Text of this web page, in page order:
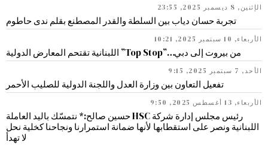
الإثنين, 8 ديسمبر 2025, 23:55
تجربة حسان دياب بين السلطة والقدر المصطنع بقلم ندى حاطوم
الأربعاء, 10 سبتمبر 2025, 10:21
من بيروت إلى دبي…”Top Stop” اللبنانية تقتحم المعارض الدولية
الأحد, 7 سبتمبر 2025, 9:15
تفعيل التعاون بين وزارة العدل واللجنة الدولية للصليب الأحمر
الأربعاء, 13 أغسطس 2025, 9:50
رئيس مجلس إدارة شركة HSC حسين صالح:* نتمسّك باليد العاملة
اللبنانية ونصر على استقطابها لأنها ضمانة استمرارنا ونجاحنا كخلية نحل
لا تهدأ